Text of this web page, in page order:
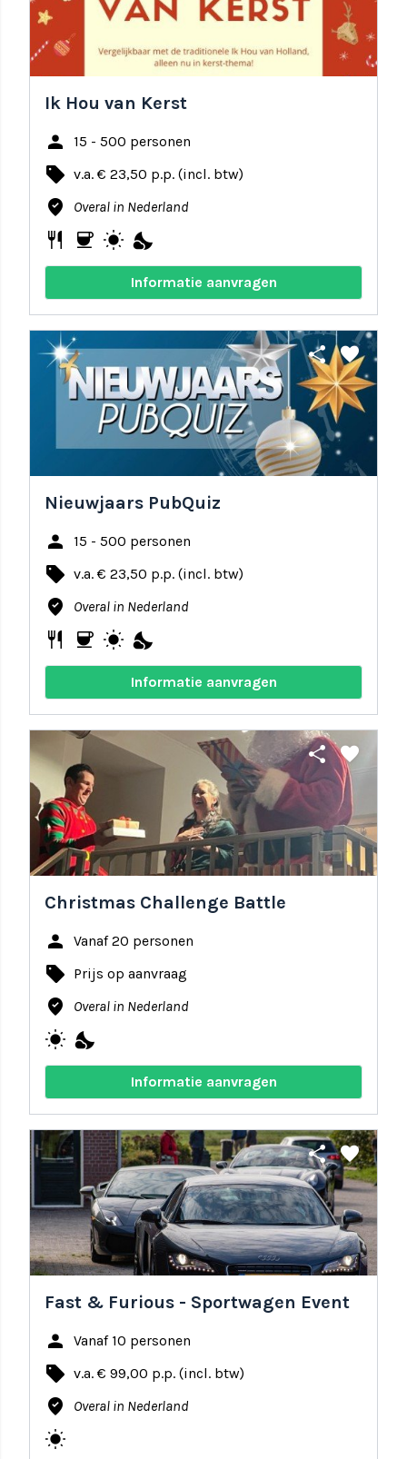
Ik Hou van Kerst
person 15 - 500 personen
local_offer v.a. € 23,50 p.p. (incl. btw)
where_to_vote Overal in Nederland
restaurant coffee wb_sunny nights_stay
Informatie aanvragen
share favorite
Nieuwjaars PubQuiz
person 15 - 500 personen
local_offer v.a. € 23,50 p.p. (incl. btw)
where_to_vote Overal in Nederland
restaurant coffee wb_sunny nights_stay
Informatie aanvragen
share favorite
Christmas Challenge Battle
person Vanaf 20 personen
local_offer Prijs op aanvraag
where_to_vote Overal in Nederland
wb_sunny nights_stay
Informatie aanvragen
share favorite
Fast & Furious - Sportwagen Event
person Vanaf 10 personen
local_offer v.a. € 99,00 p.p. (incl. btw)
where_to_vote Overal in Nederland
wb_sunny